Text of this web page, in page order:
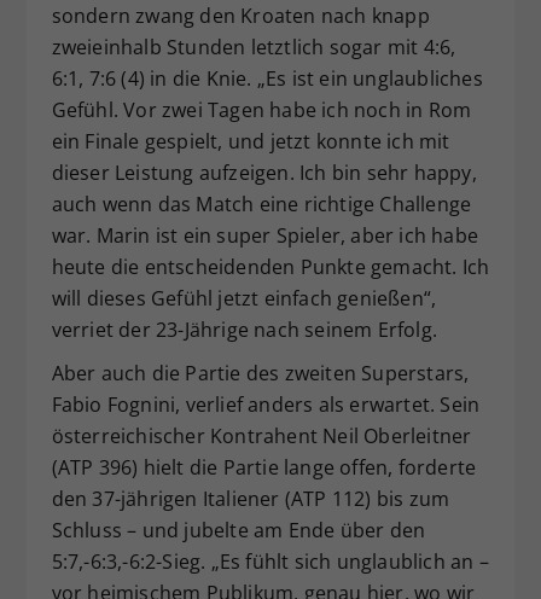
sondern zwang den Kroaten nach knapp
zweieinhalb Stunden letztlich sogar mit 4:6,
6:1, 7:6 (4) in die Knie. „Es ist ein unglaubliches
Gefühl. Vor zwei Tagen habe ich noch in Rom
ein Finale gespielt, und jetzt konnte ich mit
dieser Leistung aufzeigen. Ich bin sehr happy,
auch wenn das Match eine richtige Challenge
war. Marin ist ein super Spieler, aber ich habe
heute die entscheidenden Punkte gemacht. Ich
will dieses Gefühl jetzt einfach genießen“,
verriet der 23-Jährige nach seinem Erfolg.
Aber auch die Partie des zweiten Superstars,
Fabio Fognini, verlief anders als erwartet. Sein
österreichischer Kontrahent Neil Oberleitner
(ATP 396) hielt die Partie lange offen, forderte
den 37-jährigen Italiener (ATP 112) bis zum
Schluss – und jubelte am Ende über den
5:7,-6:3,-6:2-Sieg. „Es fühlt sich unglaublich an –
vor heimischem Publikum, genau hier, wo wir